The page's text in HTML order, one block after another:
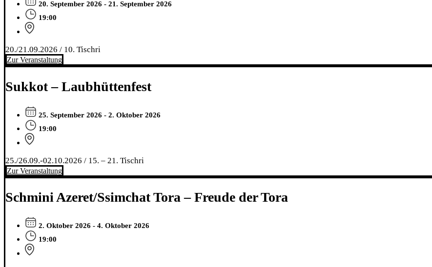
20. September 2026 - 21. September 2026
19:00
20./21.09.2026 / 10. Tischri
Zur Veranstaltung
Sukkot – Laubhüttenfest
25. September 2026 - 2. Oktober 2026
19:00
25./26.09.-02.10.2026 / 15. – 21. Tischri
Zur Veranstaltung
Schmini Azeret/Ssimchat Tora – Freude der Tora
2. Oktober 2026 - 4. Oktober 2026
19:00